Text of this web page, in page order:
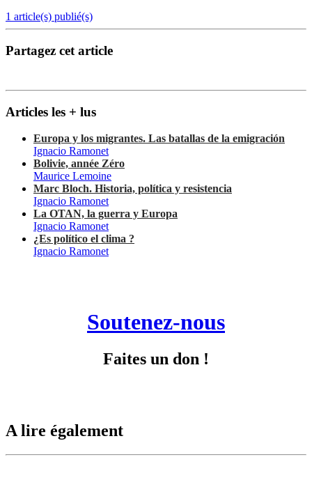
1 article(s) publié(s)
Partagez cet article
Articles les + lus
Europa y los migrantes. Las batallas de la emigración
Ignacio Ramonet
Bolivie, année Zéro
Maurice Lemoine
Marc Bloch. Historia, política y resistencia
Ignacio Ramonet
La OTAN, la guerra y Europa
Ignacio Ramonet
¿Es político el clima ?
Ignacio Ramonet
Soutenez-nous
Faites un don !
A lire également